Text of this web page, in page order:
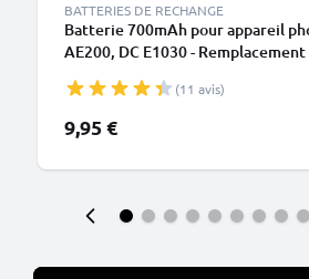
BATTERIES DE RECHANGE
Batterie 700mAh pour appareil
AE200, DC E1030 -
(11 avis)
9,95 €